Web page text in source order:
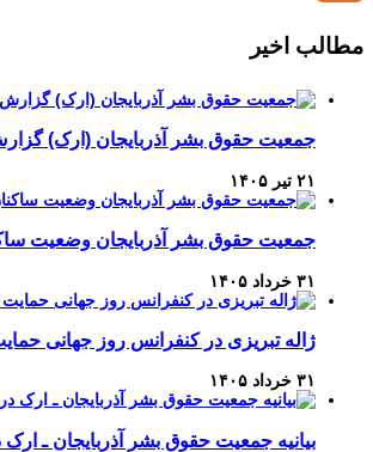
مطالب اخیر
جمعیت حقوق بشر آذربایجان (ارک)
۲۱ تیر ۱۴۰۵
جمعیت حقوق بشر آذربایجان وضعیت
۳۱ خرداد ۱۴۰۵
ژاله تبریزی در کنفرانس روز جهانی
۳۱ خرداد ۱۴۰۵
بیانیه جمعیت حقوق بشر آذربایجان ـ